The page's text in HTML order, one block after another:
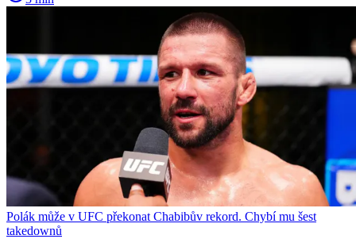
Polák může v UFC překonat Chabibův rekord. Chybí mu šest
takedownů